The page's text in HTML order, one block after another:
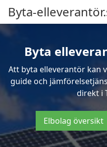
Byta-
Byta
Att byta elleverantör kan
guide och
direkt i
Elbolag översikt